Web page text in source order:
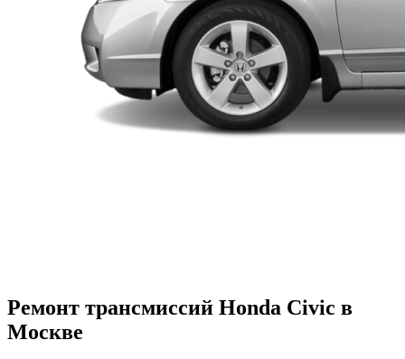
Ремонт трансмиссий Honda Civic в
Москве